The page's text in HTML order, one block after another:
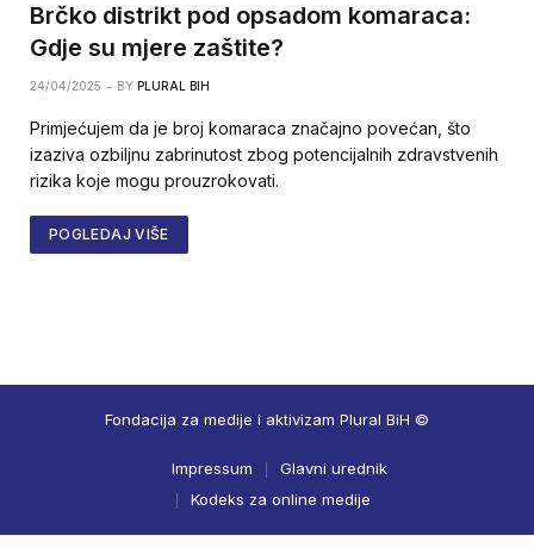
Brčko distrikt pod opsadom komaraca:
Gdje su mjere zaštite?
24/04/2025 BY PLURAL BIH
Primjećujem da je broj komaraca značajno povećan, što
izaziva ozbiljnu zabrinutost zbog potencijalnih zdravstvenih
rizika koje mogu prouzrokovati.
POGLEDAJ VIŠE
Fondacija za medije i aktivizam Plural BiH ©
Impressum
Glavni urednik
Kodeks za online medije